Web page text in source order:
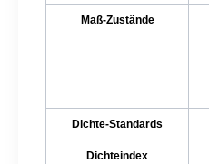
Maß-Zustände
Dichte-Standards
Dichteindex